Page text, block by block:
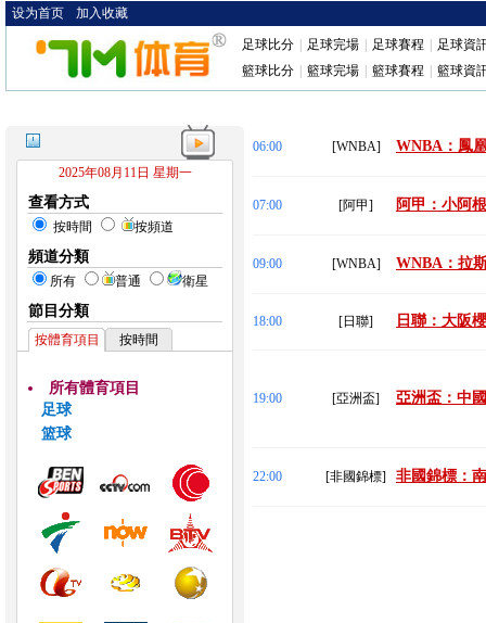
设为首页 加入收藏
足球比分 足球完場 足球賽程
足球資
籃球比分
籃球完場 籃球賽程 籃球資
2025年08月11日 星期一
查看方式
按時間 按頻道
頻道分類
所有 普通 衛星
節目分類
按體育項目 按時間
所有體育項目
足球
篮球
06:00 [WNBA] WNBA：鳳
07:00 [阿甲] 阿甲：小阿
09:00 [WNBA] WNBA：拉
18:00 [日聯] 日聯：大阪
19:00 [亞洲盃] 亞洲盃：中
22:00 [非國錦標] 非國錦標：